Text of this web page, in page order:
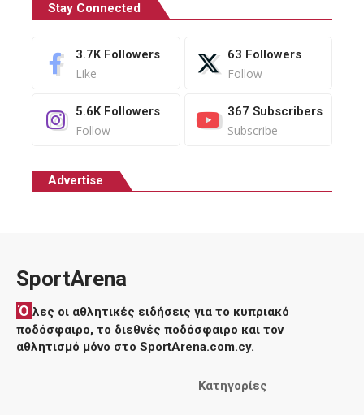
Stay Connected
3.7K Followers
Like
63 Followers
Follow
5.6K Followers
Follow
367 Subscribers
Subscribe
Advertise
SportArena
Ό λες οι αθλητικές ειδήσεις για το κυπριακό
ποδόσφαιρο, το διεθνές ποδόσφαιρο και τον
αθλητισμό μόνο στο SportArena.com.cy.
Κατηγορίες